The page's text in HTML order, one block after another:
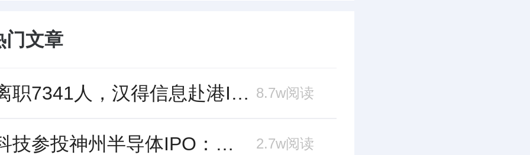
门文章
三年离职7341人，汉得信息赴港IPO前欠缴社保1.55亿元 8.7w阅读
长鑫科技参投神州半导体IPO：朱培文、陈觉晓变现2.6亿，董秘和保荐人有旧 2.7w阅读